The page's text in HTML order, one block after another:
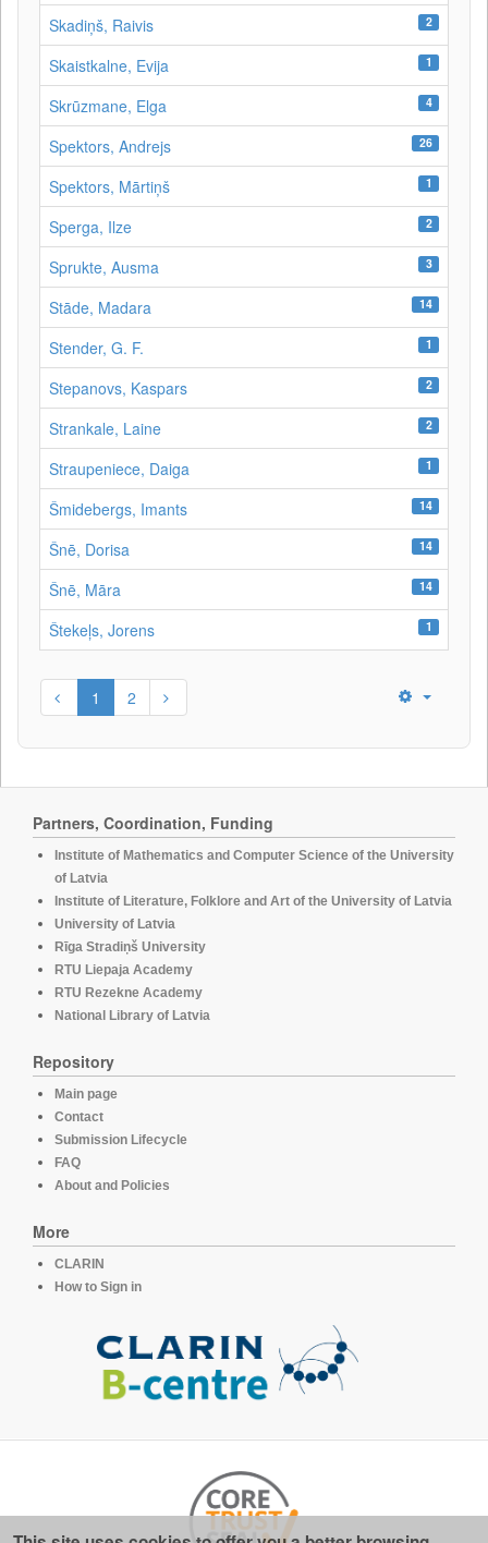
Skadiņš, Raivis 2
Skaistkalne, Evija 1
Skrūzmane, Elga 4
Spektors, Andrejs 26
Spektors, Mārtiņš 1
Sperga, Ilze 2
Sprukte, Ausma 3
Stāde, Madara 14
Stender, G. F. 1
Stepanovs, Kaspars 2
Strankale, Laine 2
Straupeniece, Daiga 1
Šmidebergs, Imants 14
Šnē, Dorisa 14
Šnē, Māra 14
Štekeļs, Jorens 1
1 2
Partners, Coordination, Funding
Institute of Mathematics and Computer Science of the University
of Latvia
Institute of Literature, Folklore and Art of the University of Latvia
University of Latvia
Rīga Stradiņš University
RTU Liepaja Academy
RTU Rezekne Academy
National Library of Latvia
Repository
Main page
Contact
Submission Lifecycle
FAQ
About and Policies
More
CLARIN
How to Sign in